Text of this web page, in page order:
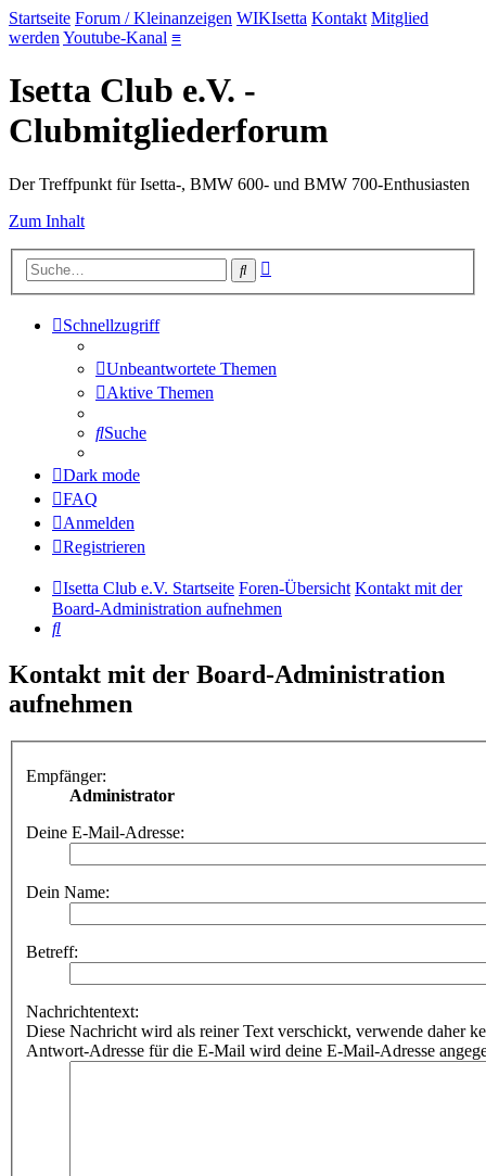
Startseite Forum / Kleinanzeigen WIKIsetta Kontakt Mitglied
werden Youtube-Kanal ≡
Isetta Club e.V. -
Clubmitgliederforum
Der Treffpunkt für Isetta-, BMW 600- und BMW 700-Enthusiasten
Zum Inhalt
Suche
Schnellzugriff
Unbeantwortete Themen
Aktive Themen
Suche
Dark mode
FAQ
Anmelden
Registrieren
Isetta Club e.V. Startseite Foren-Übersicht Kontakt mit der
Board-Administration aufnehmen
Suche
Kontakt mit der Board-Administration
aufnehmen
Empfänger:
Administrator
Deine E-Mail-Adresse:
Dein Name:
Betreff:
Nachrichtentext:
Diese Nachricht wird als reiner Text verschickt, verwende daher
Antwort-Adresse für die E-Mail wird deine E-Mail-Adresse